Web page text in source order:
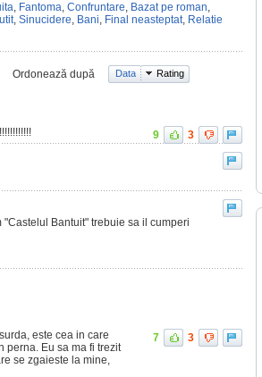
, Fantoma, Confruntare, Bazat pe roman,
, Sinucidere, Bani, Final neasteptat, Relatie
Ordonează după Data Rating
9
3
Bantuit" trebuie sa il cumperi
este cea in care
perna. Eu sa ma fi trezit
se zgaieste la mine,
7 3